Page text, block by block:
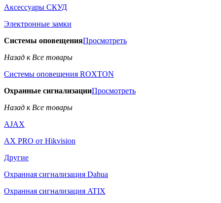
Аксессуары СКУД
Электронные замки
Системы оповещенияПросмотреть
Назад к Все товары
Системы оповещения ROXTON
Охранные сигнализацииПросмотреть
Назад к Все товары
AJAX
AX PRO от Hikvision
Другие
Охранная сигнализация Dahua
Охранная сигнализация ATIX